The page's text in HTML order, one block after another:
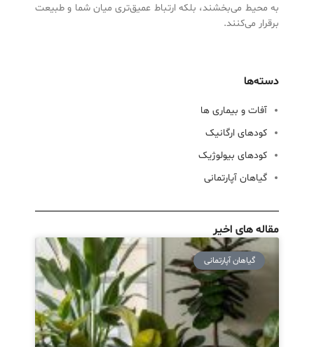
دسته‌ها
آفات و بیماری ها
کودهای ارگانیک
کودهای بیولوژیک
گیاهان آپارتمانی
مقاله های اخیر
گیاهان آپارتمانی
به محیط می‌بخشند، بلکه ارتباط عمیق‌تری میان شما و طبیعت
برقرار می‌کنند.